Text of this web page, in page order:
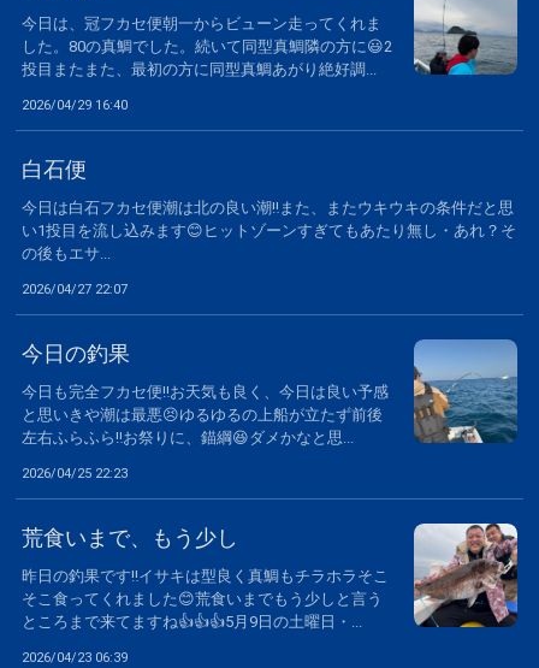
今日は、冠フカセ便朝一からビューン走ってくれま
した。80の真鯛でした。続いて同型真鯛隣の方に😃2
投目またまた、最初の方に同型真鯛あがり絶好調...
2026/04/29 16:40
白石便
今日は白石フカセ便潮は北の良い潮‼️また、またウキウキの条件だと思
い1投目を流し込みます😊ヒットゾーンすぎてもあたり無し・あれ？そ
の後もエサ...
2026/04/27 22:07
今日の釣果
今日も完全フカセ便‼️お天気も良く、今日は良い予感
と思いきや潮は最悪😣ゆるゆるの上船が立たず前後
左右ふらふら‼️お祭りに、錨綱😆ダメかなと思...
2026/04/25 22:23
荒食いまで、もう少し
昨日の釣果です‼️イサキは型良く真鯛もチラホラそこ
そこ食ってくれました😊荒食いまでもう少しと言う
ところまで来てますね👍👍👍5月9日の土曜日・...
2026/04/23 06:39